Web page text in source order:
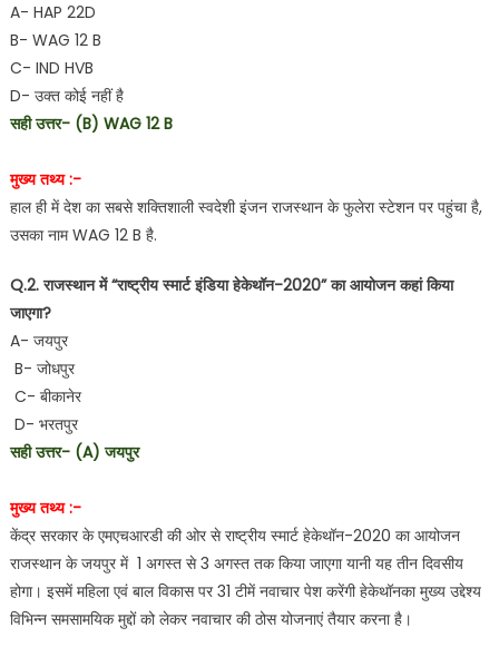
A- HAP 22D
B- WAG 12 B
C- IND HVB
D- उक्त कोई नहीं है
सही उत्तर- (B) WAG 12 B
मुख्य तथ्य :-
हाल ही में देश का सबसे शक्तिशाली स्वदेशी इंजन राजस्थान के फुलेरा स्टेशन पर पहुंचा है,
उसका नाम WAG 12 B है.
Q.2. राजस्थान में “राष्ट्रीय स्मार्ट इंडिया हेकेथॉन-2020” का आयोजन कहां किया
जाएगा?
A- जयपुर
B- जोधपुर
C- बीकानेर
D- भरतपुर
सही उत्तर- (A) जयपुर
मुख्य तथ्य :-
केंद्र सरकार के एमएचआरडी की ओर से राष्ट्रीय स्मार्ट हेकेथॉन-2020 का आयोजन
राजस्थान के जयपुर में 1 अगस्त से 3 अगस्त तक किया जाएगा यानी यह तीन दिवसीय
होगा। इसमें महिला एवं बाल विकास पर 31 टीमें नवाचार पेश करेंगी हेकेथॉनका मुख्य उद्देश्य
विभिन्न समसामयिक मुद्दों को लेकर नवाचार की ठोस योजनाएं तैयार करना है।